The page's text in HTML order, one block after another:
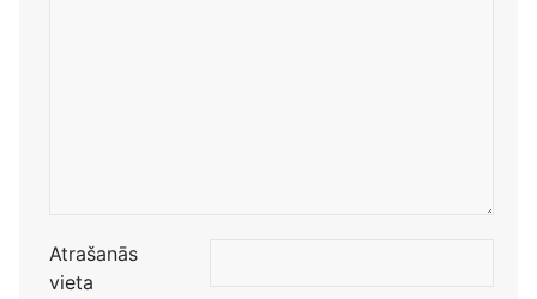
Atrašanās
vieta